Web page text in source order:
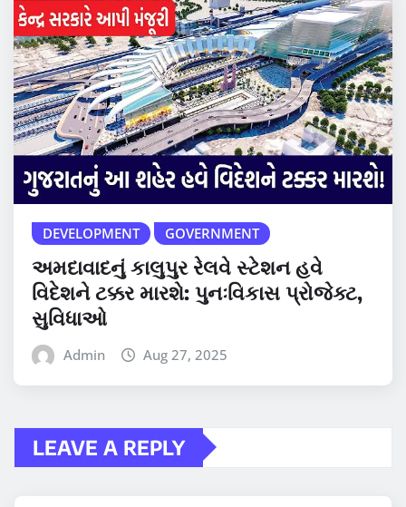
DEVELOPMENT GOVERNMENT
અમદાવાદનું કાલુપુર રેલવે સ્ટેશન હવે
વિદેશને ટક્કર મારશે: પુનઃવિકાસ પ્રોજેક્ટ,
સુવિધાઓ
Admin Aug 27, 2025
LEAVE A REPLY